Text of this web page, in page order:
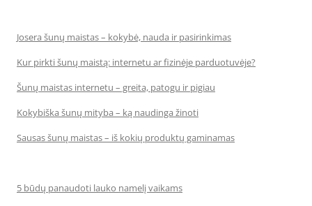
Josera šunų maistas – kokybė, nauda ir pasirinkimas
Kur pirkti šunų maistą: internetu ar fizinėje parduotuvėje?
Šunų maistas internetu – greita, patogu ir pigiau
Kokybiška šunų mityba – ką naudinga žinoti
Sausas šunų maistas – iš kokių produktų gaminamas
5 būdų panaudoti lauko namelį vaikams